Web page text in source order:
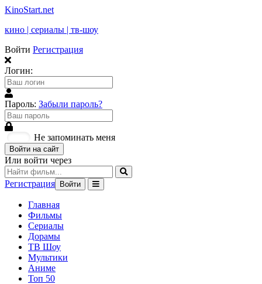
KinoStart.net
кино | сериалы | тв-шоу
Войти Регистрация
Логин:
Пароль: Забыли пароль?
Не запоминать меня
Войти на сайт
Или войти через
Регистрация Войти
Главная
Фильмы
Сериалы
Дорамы
ТВ Шоу
Мультики
Аниме
Топ 50